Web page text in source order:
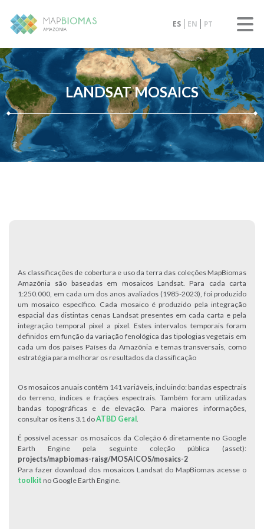
ES EN PT
LANDSAT MOSAICS
As classificações de cobertura e uso da terra das coleções MapBiomas
Amazônia são baseadas em mosaicos Landsat. Para cada carta
1:250.000, em cada um dos anos avaliados (1985-2023), foi produzido
um mosaico específico. Cada mosaico é produzido pela integração
espacial das distintas cenas Landsat presentes em cada carta e pela
integração temporal pixel a pixel. Estes intervalos temporais foram
definidos em função da variação fenológica das tipologias vegetais em
cada um dos países Países da Amazônia e temas transversais, como
estratégia para melhorar os resultados da classificação
Os mosaicos anuais contêm 141 variáveis, incluindo: bandas espectrais
do terreno, índices e frações espectrais. Também foram utilizadas
bandas topográficas e de elevação. Para maiores informações,
consultar os itens 3.1 doATBD Geral .
É possível acessar os mosaicos da Coleção 6 diretamente no Google
Earth Engine pela seguinte coleção pública (asset):
projects/mapbiomas-raisg/MOSAICOS/mosaics-2
Para fazer download dos mosaicos Landsat do MapBiomas acesse o
toolkit no Google Earth Engine.